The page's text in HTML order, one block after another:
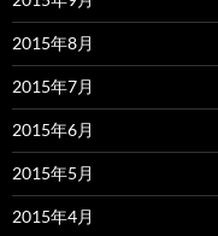
2015年8月
2015年7月
2015年6月
2015年5月
2015年4月